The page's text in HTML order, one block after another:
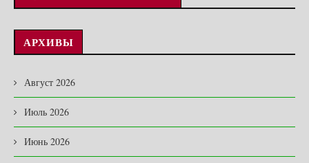
АРХИВЫ
Август 2026
Июль 2026
Июнь 2026